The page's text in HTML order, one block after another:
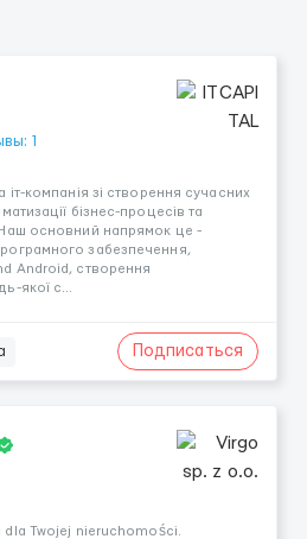
1
компанія зі створення сучасних
бізнес-процесів та
Наш основний напрямок це -
забезпечення,
Android, створення
якої с...
Подписаться
dla Twojej nieruchomości.